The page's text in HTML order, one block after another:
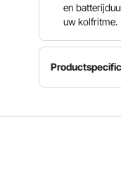
en
uw kolfritme.